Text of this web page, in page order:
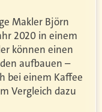
Makler Björn
2020 in einem
können einen
aufbauen –
bei einem Kaffee
Vergleich dazu